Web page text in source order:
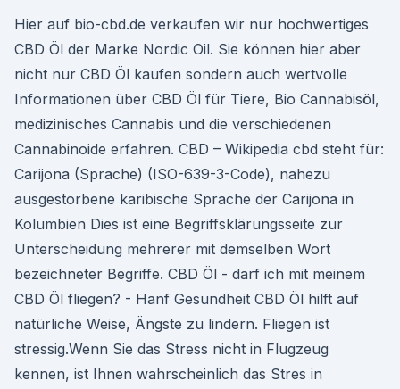
Hier auf bio-cbd.de verkaufen wir nur hochwertiges
CBD Öl der Marke Nordic Oil. Sie können hier aber
nicht nur CBD Öl kaufen sondern auch wertvolle
Informationen über CBD Öl für Tiere, Bio Cannabisöl,
medizinisches Cannabis und die verschiedenen
Cannabinoide erfahren. CBD – Wikipedia cbd steht für:
Carijona (Sprache) (ISO-639-3-Code), nahezu
ausgestorbene karibische Sprache der Carijona in
Kolumbien Dies ist eine Begriffsklärungsseite zur
Unterscheidung mehrerer mit demselben Wort
bezeichneter Begriffe. CBD Öl - darf ich mit meinem
CBD Öl fliegen? - Hanf Gesundheit CBD Öl hilft auf
natürliche Weise, Ängste zu lindern. Fliegen ist
stressig.Wenn Sie das Stress nicht in Flugzeug
kennen, ist Ihnen wahrscheinlich das Stres in